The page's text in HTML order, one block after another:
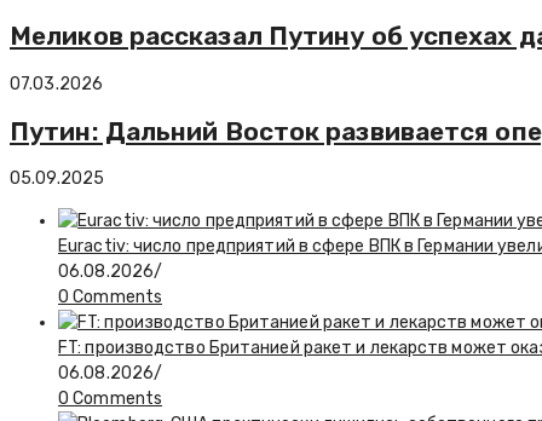
Меликов рассказал Путину об успехах
07.03.2026
Путин: Дальний Восток развивается
05.09.2025
Euractiv: число предприятий в сфере ВПК в Германии
06.08.2026/
0 Comments
FT: производство Британией ракет и лекарств может
06.08.2026/
0 Comments